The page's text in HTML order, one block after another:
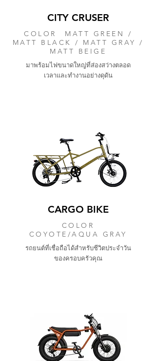
CITY CRUSER
COLOR MATT GREEN /
MATT BLACK / MATT GRAY /
MATT BEIGE
มาพร้อมไฟขนาดใหญ่ที่ส่องสว่างตลอด
เวลาและทำงานอย่างดุดัน
CARGO BIKE
COLOR
COYOTE/AQUA GRAY
รถยนต์ที่เชื่อถือได้สำหรับชีวิตประจำวัน
ของครอบครัวคุณ